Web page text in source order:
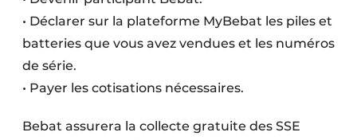
• Déclarer sur la plateforme MyBebat les piles et
batteries que vous avez vendues et les numéros
de série.
• Payer les cotisations nécessaires.
Bebat assurera la collecte gratuite des SSE